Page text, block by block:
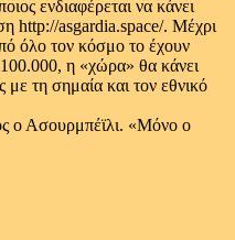
ενδιαφέρεται να κάνει
http://asgardia.space/. Μέχρι
όλο τον κόσμο το έχουν
η «χώρα» θα κάνει
τη σημαία και τον εθνικό
ο Ασουρμπέϊλι. «Μόνο ο